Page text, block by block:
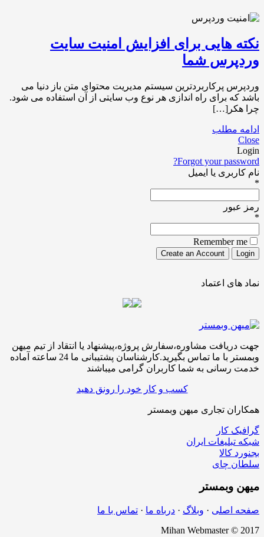
نکته هایی برای افزایش امنیت سایت
وردپرس شما
وردپرس پرکاربردترین سیستم مدیریت محتوای متن باز دنیا می
باشد که برای راه اندازی هر نوع وب سایتی از آن استفاده می شود.
چرا هکر[…]
ادامه مطلب
Close
Login
Forgot your password?
نام کاربری یا ایمیل
*
رمز عبور
*
Remember me
نماد های اعتماد
جهت دریافت مشاوره،سفارش پروژه،پیشنهاد یا انتقاد از تیم میهن
وبمستر با ما تماس بگیرید.کارشناسان پشتیبانی ما 24 ساعته آماده
خدمت رسانی به شما کاربران گرامی میباشند
کسب و کار خود را رونق دهید
همکاران تجاری میهن وبمستر
گرافیک کار
شبکه تبلیغات ایران
بجنورد کالا
سلطان چای
میهن وبمستر
صفحه اصلی · وبلاگ · درباه ما · تماس با ما
Mihan Webmaster © 2017